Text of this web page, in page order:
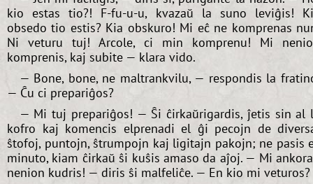
kio estas tio?! F-fu-u-u, kvazaŭ la suno leviĝis!
obsedo tio estis? Kia obskuro! Mi eĉ ne komprenas
Ni veturu tuj! Arcole, ci min komprenu! Mi
komprenis, kaj subite — klara vido.
— Bone, bone, ne maltrankvilu, — respondis la
— Ĉu ci prepariĝos?
— Mi tuj prepariĝos! — Ŝi ĉirkaŭrigardis, ĵetis sin al
kofro kaj komencis elprenadi el ĝi pecojn de
ŝtofoj, puntojn, ŝtrumpojn kaj ligitajn pakojn; ne pasis
minuto, kiam ĉirkaŭ ŝi kuŝis amaso da aĵoj. — Mi
nenion kudris! — diris ŝi malfeliĉe. — En kio mi veturos?